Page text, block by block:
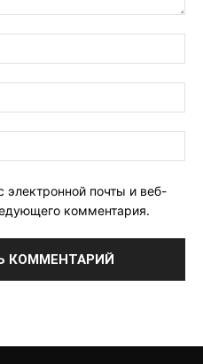
почты и веб-
комментария.